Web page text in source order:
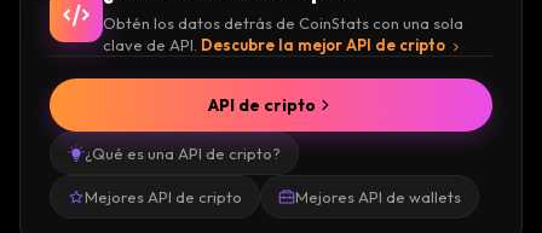
Obtén los datos detrás de CoinStats con una sola
clave de API. Descubre la mejor API de cripto
¿Qué es una API de cripto?
Mejores API de cripto Mejores API de wallets
API de cripto